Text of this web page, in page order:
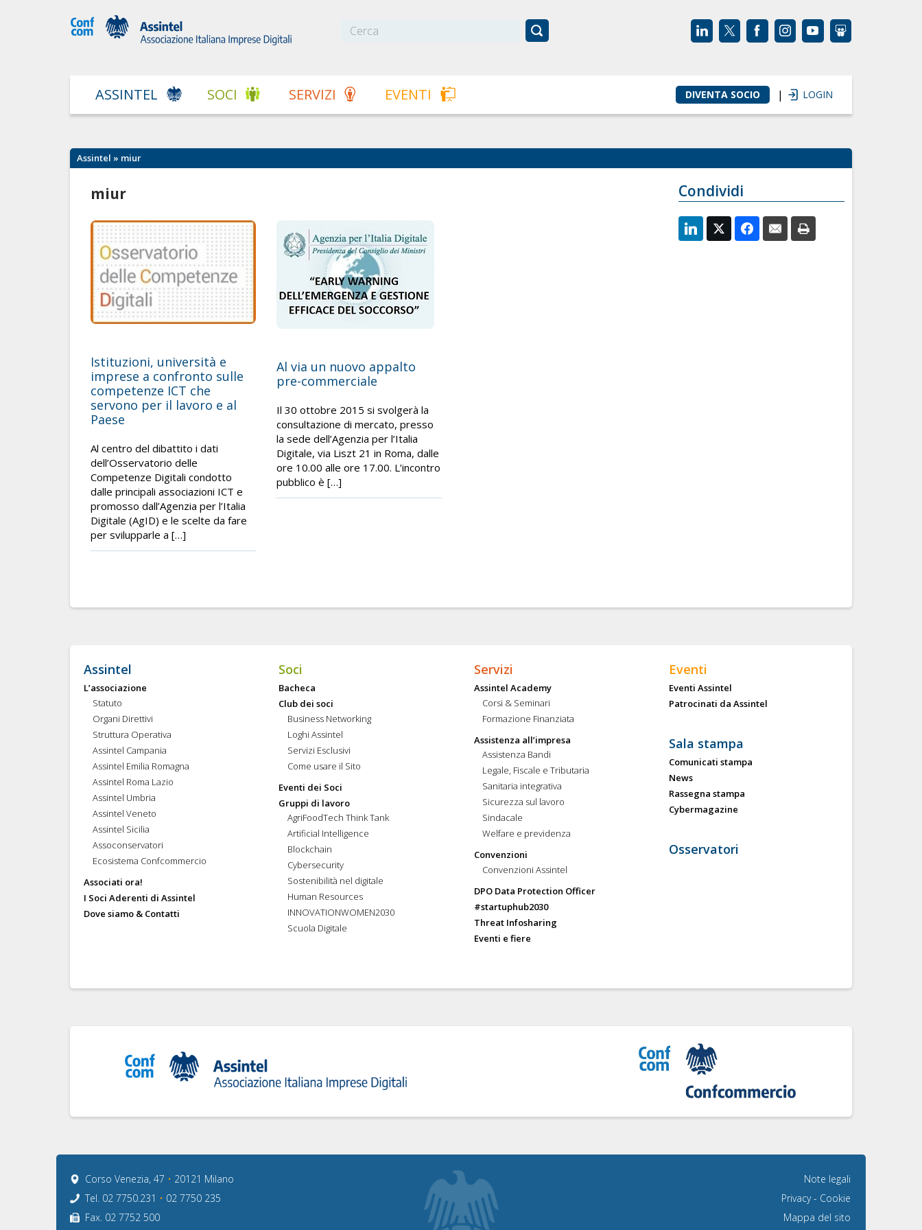
ASSINTEL SOCI SERVIZI EVENTI DIVENTA SOCIO | LOGIN
Assintel » miur
miur
Istituzioni, università e
imprese a confronto sulle
competenze ICT che
servono per il lavoro e al
Paese
Al centro del dibattito i dati
dell’Osservatorio delle
Competenze Digitali condotto
dalle principali associazioni ICT e
promosso dall’Agenzia per l’Italia
Digitale (AgID) e le scelte da fare
per svilupparle a […]
Al via un nuovo appalto
pre-commerciale
Il 30 ottobre 2015 si svolgerà la
consultazione di mercato, presso
la sede dell’Agenzia per l’Italia
Digitale, via Liszt 21 in Roma, dalle
ore 10.00 alle ore 17.00. L’incontro
pubblico è […]
Condividi
Assintel
L’associazione
Statuto
Organi Direttivi
Struttura Operativa
Assintel Campania
Assintel Emilia Romagna
Assintel Roma Lazio
Assintel Umbria
Assintel Veneto
Assintel Sicilia
Assoconservatori
Ecosistema Confcommercio
Associati ora!
I Soci Aderenti di Assintel
Dove siamo & Contatti
Soci
Bacheca
Club dei soci
Business Networking
Loghi Assintel
Servizi Esclusivi
Come usare il Sito
Eventi dei Soci
Gruppi di lavoro
AgriFoodTech Think Tank
Artificial Intelligence
Blockchain
Cybersecurity
Sostenibilità nel digitale
Human Resources
INNOVATIONWOMEN2030
Scuola Digitale
Servizi
Assintel Academy
Corsi & Seminari
Formazione Finanziata
Assistenza all’impresa
Assistenza Bandi
Legale, Fiscale e Tributaria
Sanitaria integrativa
Sicurezza sul lavoro
Sindacale
Welfare e previdenza
Convenzioni
Convenzioni Assintel
DPO Data Protection Officer
#startuphub2030
Threat Infosharing
Eventi e fiere
Eventi
Eventi Assintel
Patrocinati da Assintel
Sala stampa
Comunicati stampa
News
Rassegna stampa
Cybermagazine
Osservatori
Corso Venezia, 47 • 20121 Milano
Tel. 02 7750.231 • 02 7750 235
Fax. 02 7752 500
Note legali
Privacy- Cookie
Mappa del sito